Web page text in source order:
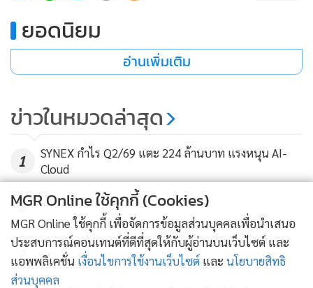
โดย Apple Watch Series 3 (GPS + เซลลูลาร์) เปิดให้จองได้
ตั้งแต่วันที่ 15 กันยายนนี้ และเปิดวางจำหน่ายในวันที่ 22
กันยายน เป็นต้นไป (เฉพาะในออสเตรเลีย, แคนาดา, จีน,
ฝรั่งเศส, เยอรมนี, ญี่ปุ่น, เปอร์โตริโก, สวิตเซอร์แลนด์, สหราช
อาณาจักร, และสหรัฐอเมริกา)
ยอดนิยม
อ่านเพิ่มเติม
ข่าวในหมวดล่าสุด
1
SYNEX กำไร Q2/69 แตะ 224 ล้านบาท แรงหนุน AI-
Cloud
2
3
Tenable ชี้ภัย Toxic Cloud Trilogy เตือนองค์กรไทย
ปรับรับนโยบาย Cloud First
MGR Online ใช้คุกกี้ (Cookies)
MGR Online ใช้คุกกี้ เพื่อจัดการข้อมูลส่วนบุคคลเพื่อนำเสนอ
ประสบการณ์คอนเทนต์ที่ดีที่สุดให้กับผู้อ่านบนเว็บไซต์ และ
แอพพลิเคชั่น เงื่อนไขการใช้งานเว็บไซต์ และ นโยบายสิทธิ
ส่วนบุคคล